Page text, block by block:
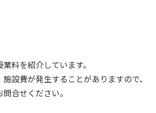
料を紹介しています。
設費が発生することがありますので、
合せください。